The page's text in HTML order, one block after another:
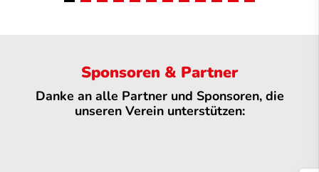
Sponsoren & Partner
Danke an alle Partner und Sponsoren, die
unseren Verein unterstützen: